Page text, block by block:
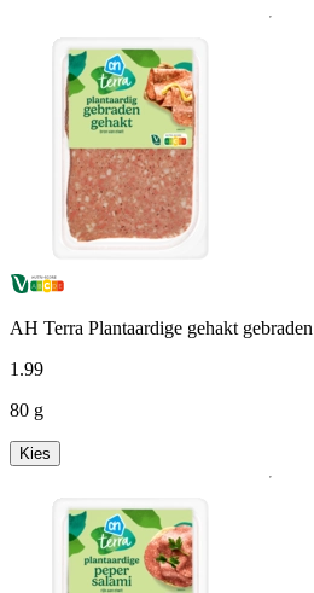
AH Terra Plantaardige gehakt gebraden
1.99
80 g
Kies